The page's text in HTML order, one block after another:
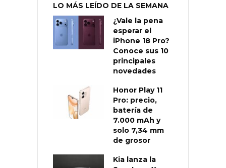
LO MÁS LEÍDO DE LA SEMANA
¿Vale la pena
esperar el
iPhone 18 Pro?
Conoce sus 10
principales
novedades
Honor Play 11
Pro: precio,
batería de
7.000 mAh y
solo 7,34 mm
de grosor
Kia lanza la